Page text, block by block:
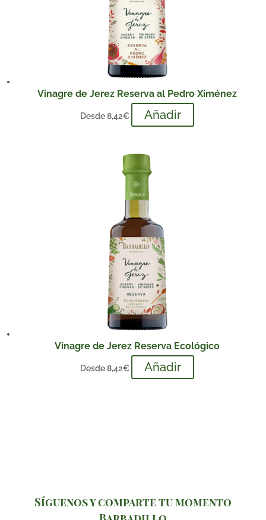
Vinagre de Jerez Reserva al Pedro Ximénez
Desde8,42€ Añadir
Vinagre de Jerez Reserva Ecológico
Desde8,42€ Añadir
Síguenos y comparte tu momento